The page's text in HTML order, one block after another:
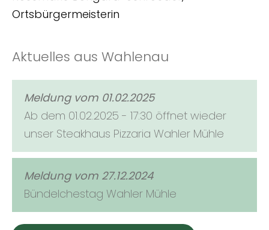
Ortsbürgermeisterin
Aktuelles aus Wahlenau
Meldung vom 01.02.2025
Ab dem 01.02.2025 - 17:30 öffnet wieder
unser Steakhaus Pizzaria Wahler Mühle
Meldung vom 27.12.2024
Bündelchestag Wahler Mühle